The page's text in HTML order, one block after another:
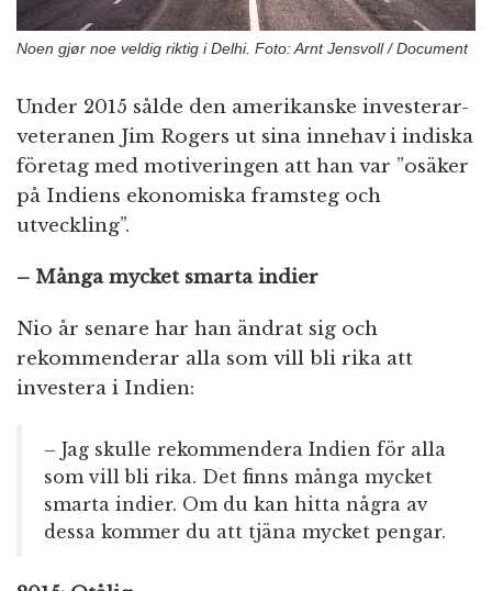
Noen gjør noe veldig riktig i Delhi. Foto: Arnt Jensvoll / Document
Under 2015 sålde den amerikanske investerar-
veteranen Jim Rogers ut sina innehav i indiska
företag med motiveringen att han var ”osäker
på Indiens ekonomiska framsteg och
utveckling”.
– Många mycket smarta indier
Nio år senare har han ändrat sig och
rekommenderar alla som vill bli rika att
investera i Indien:
– Jag skulle rekommendera Indien för alla
som vill bli rika. Det finns många mycket
smarta indier. Om du kan hitta några av
dessa kommer du att tjäna mycket pengar.